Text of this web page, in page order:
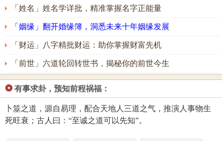
「姓名」姓名学详批，精准掌握名字正能量
「姻缘」翻开婚缘簿，洞悉未来十年姻缘发展
「财运」八字精批财运：助你掌握财富先机
「前世」六道轮回转世书，揭秘你的前世今生
❂ 有事求卦，预知前程祸福：
卜筮之道，源自易理，配合天地人三道之气，推演人事物生
死旺衰；古人曰：“至诚之道可以先知”。